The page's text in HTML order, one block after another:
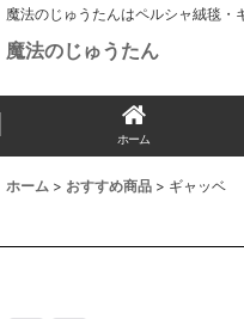
魔法のじゅうたんはペルシャ絨毯・
魔法のじゅうたん
ホーム
ホーム > おすすめ商品 > ギャッベ